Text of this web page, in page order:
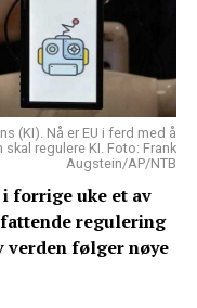
(KI). Nå er EU i ferd med å
regulere KI. Foto: Frank
Augstein/AP/NTB
forrige uke et av
regulering
verden følger nøye